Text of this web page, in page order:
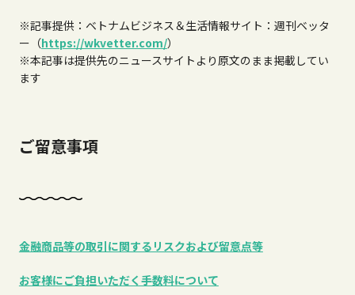
※記事提供：ベトナムビジネス＆生活情報サイト：週刊ベッタ
ー（https://wkvetter.com/）
※本記事は提供先のニュースサイトより原文のまま掲載してい
ます
ご留意事項
金融商品等の取引に関するリスクおよび留意点等
お客様にご負担いただく手数料について